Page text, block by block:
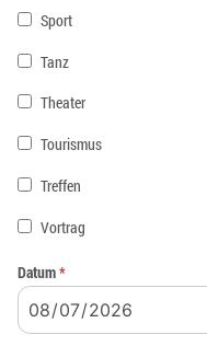
Sport
Tanz
Theater
Tourismus
Treffen
Vortrag
Datum*